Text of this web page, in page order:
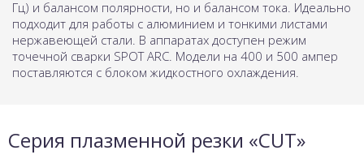
Гц) и балансом полярности, но и балансом тока. Идеально
подходит для работы с алюминием и тонкими листами
нержавеющей стали. В аппаратах доступен режим
точечной сварки SPOT ARC. Модели на 400 и 500 ампер
поставляются с блоком жидкостного охлаждения.
Серия плазменной резки «CUT»